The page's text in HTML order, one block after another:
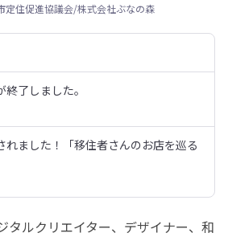
定住促進協議会/株式会社ぶなの森
了しました。
れました！「移住者さんのお店を巡る
タルクリエイター、デザイナー、和